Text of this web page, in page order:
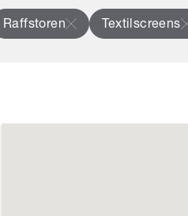
Raffstoren Textilscreens